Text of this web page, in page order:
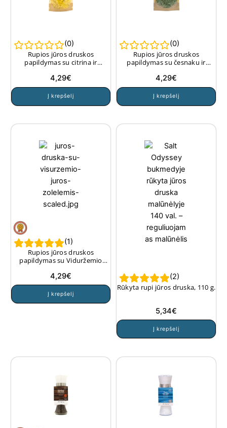
(0)
Rupios jūros druskos
papildymas su citrina ir
4,29€
Į krepšelį
(0)
Rupios jūros druskos
papildymas su česnaku ir
4,29€
Į krepšelį
(1)
Rupios jūros druskos
papildymas su Viduržemio
g.
4,29€
Į krepšelį
(2)
Rūkyta rupi jūros druska, 110 g.
5,34€
Į krepšelį